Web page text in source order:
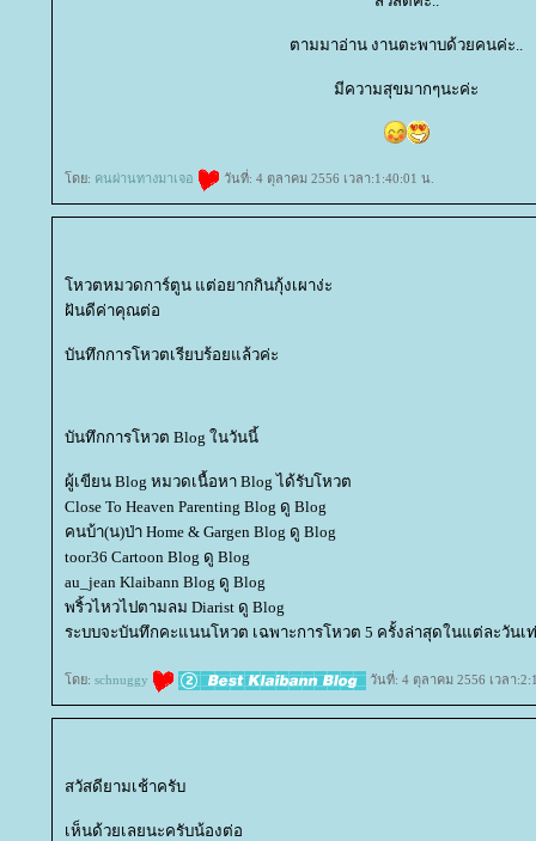
ตามมาอ่าน งานตะพาบด้วยคนค่ะ..
มีความสุขมากๆนะค่ะ
ดย: คนผ่านทางมาเจอ วันที่: 4 ตุลาคม 2556 เวลา:1:40:01 น.
หวตหมวดการ์ตูน แต่อยากกินกุ้งเผาง่ะ
ฝันดีค่าคุณต่อ
บันทึกการโหวตเรียบร้อยแล้วค่ะ
บันทึกการโหวต Blog ในวันนี้
ผู้เขียน Blog หมวดเนื้อหา Blog ได้รับโหวต
Close To Heaven Parenting Blog ดู Blog
คนบ้า(น)ป่า Home & Gargen Blog ดู Blog
toor36 Cartoon Blog ดู Blog
au_jean Klaibann Blog ดู Blog
พริ้วไหวไปตามลม Diarist ดู Blog
ระบบจะบันทึกคะแนนโหวต เฉพาะการโหวต 5 ครั้งล่าสุดในแต่ละวันเ
ดย: schnuggy วันที่: 4 ตุลาคม 2556 เวลา
สวัสดียามเช้าครับ
เห็นด้วยเลยนะครับน้องต่อ